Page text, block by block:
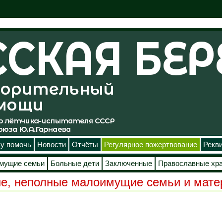
помочь Новости Отчёты Регулярное пожертвование
семьи Больные дети Заключенные Православные
неполные малоимущие семьи и